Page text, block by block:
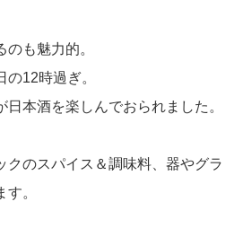
も魅力的。
12時過ぎ。
本酒を楽しんでおられました。
クのスパイス＆調味料、器やグラ
。